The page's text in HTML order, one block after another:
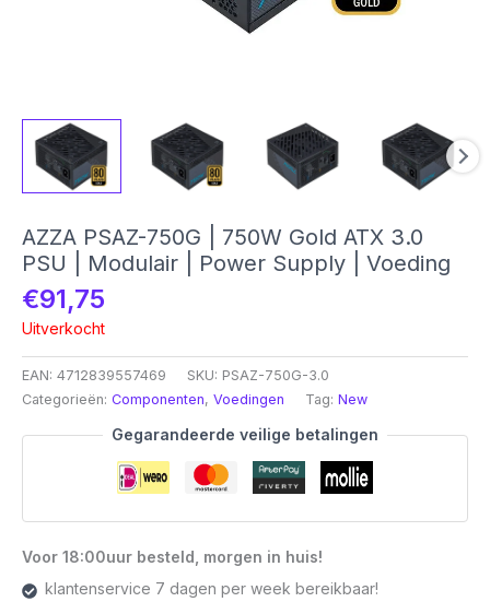
AZZA PSAZ-750G | 750W Gold ATX 3.0
PSU | Modulair | Power Supply | Voeding
€91,75
Uitverkocht
EAN: 4712839557469 SKU: PSAZ-750G-3.0
Categorieën: Componenten, Voedingen Tag: New
Gegarandeerde veilige betalingen
Voor 18:00uur besteld, morgen in huis!
klantenservice 7 dagen per week bereikbaar!